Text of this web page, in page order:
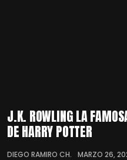
J.K. ROWLING LA
DE HARRY POTTER
DIEGO RAMIRO CH. MARZO 26,